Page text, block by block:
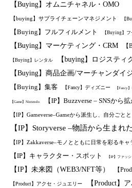
【Buying】オムニチャネル・OMO
【buying】サプライチェーンマネジメント 【
【Buying】フルフィルメント 【Buying】
【Buying】マーケティング・CRM
【Buying】レンタル
【buying】ロジスティ
【Buying】商品企画/マーチャンダイ
【Buying】集客
【Fancy】ディズニー 【Fancy
【Game】Nintendo 【IP】Buzzverse – SNSから
【IP】Gameverse–Gameから派生し、自分ごと
【IP】Storyverse –物語から生まれ
【IP】Zakkaverse–モノとともに日常を彩るキ
【IP】キャラクター・スポット 【IP】ファッ
【IP】未来図（WEB3/NFT等） 【
【Product】アクセ・ジュエリー 【Product】